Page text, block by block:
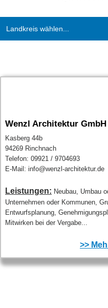
Landkreis wählen...
Wenzl Architektur GmbH
Kasberg 44b
94269 Rinchnach
Telefon: 09921 / 9704693
E-Mail: info@wenzl-architektur.de
Leistungen: Neubau, Umbau
Unternehmen oder Kommunen,
Entwurfsplanung,
Mitwirken bei der Vergabe...
>>